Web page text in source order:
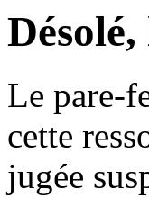
Le pare-
cette
jugée